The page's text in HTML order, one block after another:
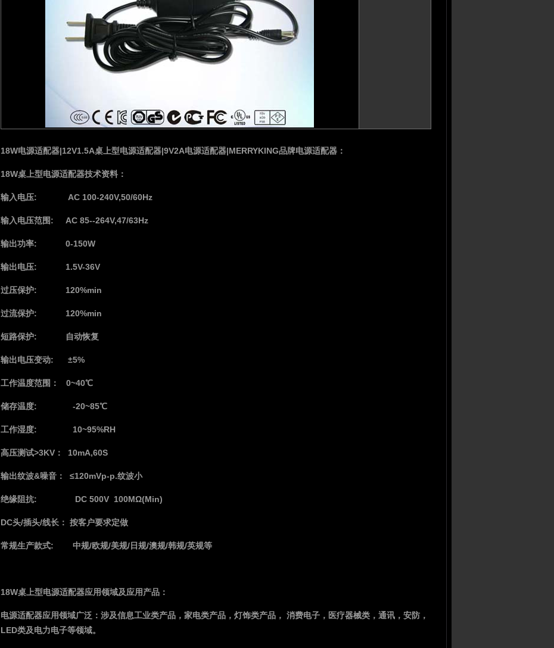
18W电源适配器|12V1.5A桌上型电源适配器|9V2A电源适配器|MERRYKING品牌电源适配器：
18W桌上型电源适配器技术资料：
输入电压: AC 100-240V,50/60Hz
输入电压范围: AC 85--264V,47/63Hz
输出功率: 0-150W
输出电压: 1.5V-36V
过压保护: 120%min
过流保护: 120%min
短路保护: 自动恢复
输出电压变动: ±5%
工作温度范围： 0~40℃
储存温度: -20~85℃
工作湿度: 10~95%RH
高压测试>3KV： 10mA,60S
输出纹波&噪音： ≤120mVp-p.纹波小
绝缘阻抗: DC 500V 100MΩ(Min)
DC头/插头/线长： 按客户要求定做
常规生产款式: 中规/欧规/美规/日规/澳规/韩规/英规等
18W桌上型电源适配器应用领域及应用产品：
电源适配器应用领域广泛：涉及信息工业类产品，家电类产品，灯饰类产品， 消费电子，医疗器械类，通讯，安防，
LED类及电力电子等领域。